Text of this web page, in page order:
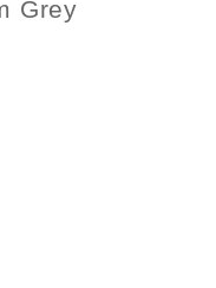
Grey